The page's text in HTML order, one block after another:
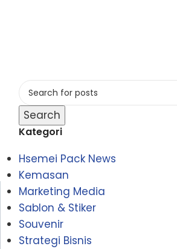
Search
Kategori
Hsemei Pack News
Kemasan
Marketing Media
Sablon & Stiker
Souvenir
Strategi Bisnis